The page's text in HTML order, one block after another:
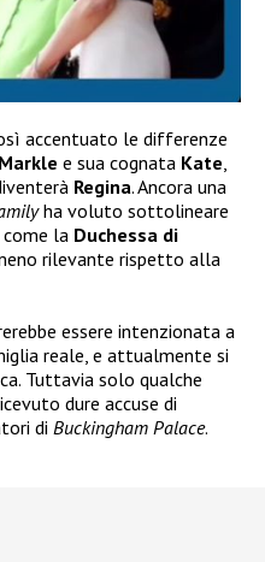
accentuato le differenze
e sua cognata Kate,
Regina. Ancora una
ha voluto sottolineare
la Duchessa di
rilevante rispetto alla
essere intenzionata a
reale, e attualmente si
Tuttavia solo qualche
dure accuse di
di Buckingham Palace.